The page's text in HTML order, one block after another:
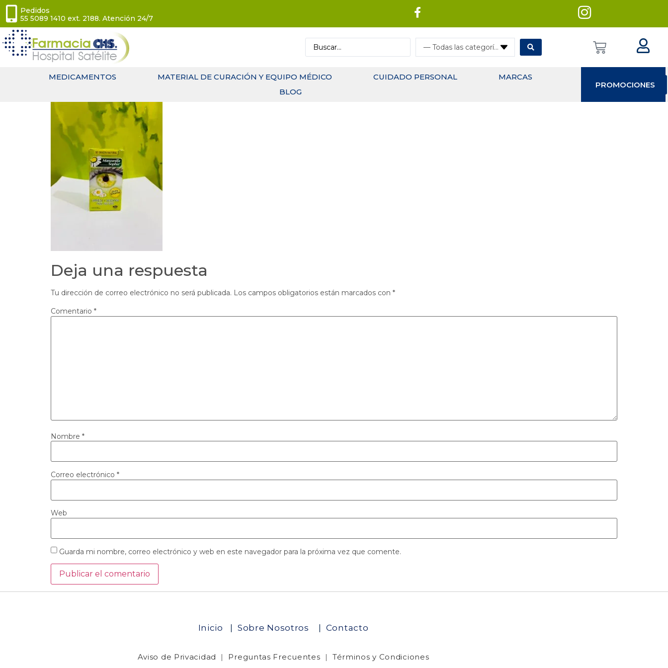
Pedidos
55 5089 1410 ext. 2188. Atención 24/7
— Todas las categorías
MEDICAMENTOS MATERIAL DE CURACIÓN Y EQUIPO MÉDICO CUIDADO PERSONAL
MARCAS
BLOG
PROMOCIONES
Deja una respuesta
Tu dirección de correo electrónico no será publicada. Los campos obligatorios están marcados con *
Comentario *
Nombre *
Correo electrónico *
Web
Guarda mi nombre, correo electrónico y web en este navegador para la próxima vez que comente.
Inicio |Sobre Nosotros Contacto
Aviso de Privacidad | Preguntas Frecuentes | Términos y Condiciones